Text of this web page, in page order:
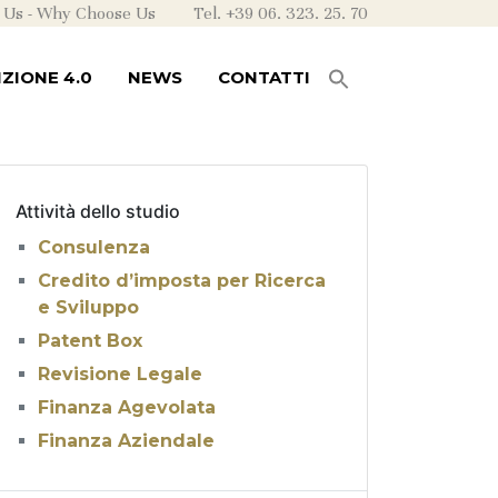
- Why Choose Us Tel. +39 06. 323. 25. 70
4.0 NEWS CONTATTI
Attività dello studio
Consulenza
Credito d’imposta per Ricerca
e Sviluppo
Patent Box
Revisione Legale
Finanza Agevolata
Finanza Aziendale